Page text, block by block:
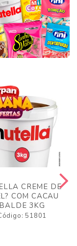
CREME DE
COM CACAU
BALDE 3KG
51801